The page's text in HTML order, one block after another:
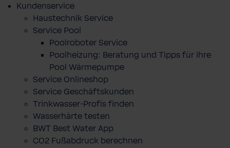
Kundenservice
Haustechnik Service
Service Pool
Poolroboter Service
Poolheizung: Beratung und Tipps für ihre
Pool Wärmepumpe
Service Onlineshop
Service Geschäftskunden
Trinkwasser-Profis finden
Wasserhärte testen
BWT Best Water App
CO2 Fußabdruck berechnen